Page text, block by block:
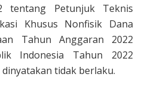
tentang Petunjuk Teknis
Khusus Nonfisik Dana
Tahun Anggaran 2022
Indonesia Tahun 2022
tidak berlaku.